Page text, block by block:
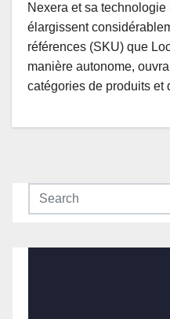
Nexera et sa
élargissent
références (SKU) que
manière autonome,
catégories de produits et